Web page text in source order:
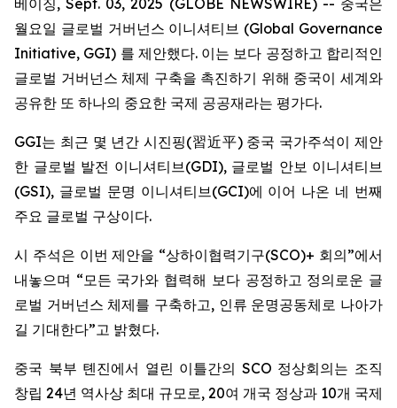
베이징, Sept. 03, 2025 (GLOBE NEWSWIRE) -- 중국은
월요일 글로벌 거버넌스 이니셔티브 (Global Governance
Initiative, GGI) 를 제안했다. 이는 보다 공정하고 합리적인
글로벌 거버넌스 체제 구축을 촉진하기 위해 중국이 세계와
공유한 또 하나의 중요한 국제 공공재라는 평가다.
GGI는 최근 몇 년간 시진핑(習近平) 중국 국가주석이 제안
한 글로벌 발전 이니셔티브(GDI), 글로벌 안보 이니셔티브
(GSI), 글로벌 문명 이니셔티브(GCI)에 이어 나온 네 번째
주요 글로벌 구상이다.
시 주석은 이번 제안을 “상하이협력기구(SCO)+ 회의”에서
내놓으며 “모든 국가와 협력해 보다 공정하고 정의로운 글
로벌 거버넌스 체제를 구축하고, 인류 운명공동체로 나아가
길 기대한다”고 밝혔다.
중국 북부 톈진에서 열린 이틀간의 SCO 정상회의는 조직
창립 24년 역사상 최대 규모로, 20여 개국 정상과 10개 국제